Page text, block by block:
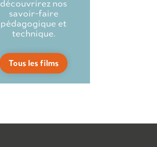
découvrirez nos
savoir-faire
pédagogique et
technique.
Tous les films